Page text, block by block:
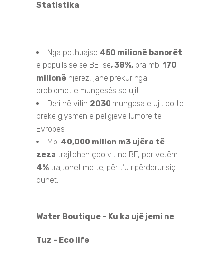
Statistika
Nga pothuajse 450 milionë banorët
e popullsisë së BE-së, 38%, pra mbi 170
milionë njerëz, janë prekur nga
problemet e mungesës së ujit
Deri në vitin 2030 mungesa e ujit do të
prekë gjysmën e pellgjeve lumore të
Evropës
Mbi 40,000 milion m3 ujëra të
zeza trajtohen çdo vit në BE, por vetëm
4% trajtohet më tej për t’u ripërdorur siç
duhet.
Water Boutique – Ku ka ujë jemi ne
Tuz – Eco life